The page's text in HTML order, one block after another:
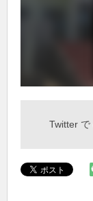
Twitter で